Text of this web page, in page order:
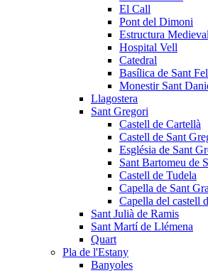
El Call
Pont del Dimoni
Estructura Medieval
Hospital Vell
Catedral
Basílica de Sant
Monestir Sant
Llagostera
Sant Gregori
Castell de Cartellà
Castell de Sant
Església de Sant
Sant Bartomeu de
Castell de Tudela
Capella de Sant
Capella del castell
Sant Julià de Ramis
Sant Martí de Llémena
Quart
Pla de l'Estany
Banyoles